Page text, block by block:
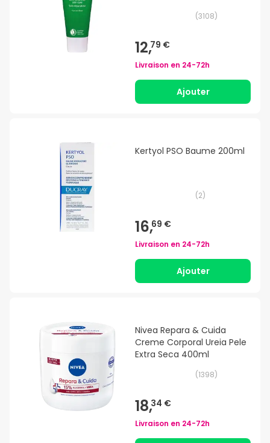
(3108)
12,79 €
Livraison en 24-72h
Ajouter
Kertyol PSO Baume 200ml
(2)
16,69 €
Livraison en 24-72h
Ajouter
Nivea Repara & Cuida
Creme Corporal Ureia Pele
Extra Seca 400ml
(1398)
18,34 €
Livraison en 24-72h